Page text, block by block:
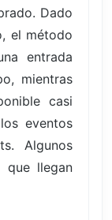
Dado
el método
entrada
mientras
casi
eventos
Algunos
que llegan